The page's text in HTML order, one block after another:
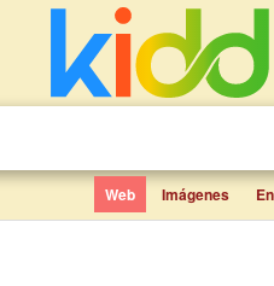
Web Imágenes